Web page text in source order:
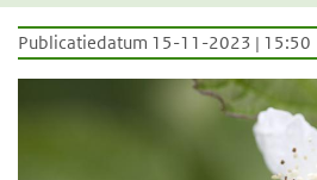
Publicatiedatum 15-11-2023 | 15:50